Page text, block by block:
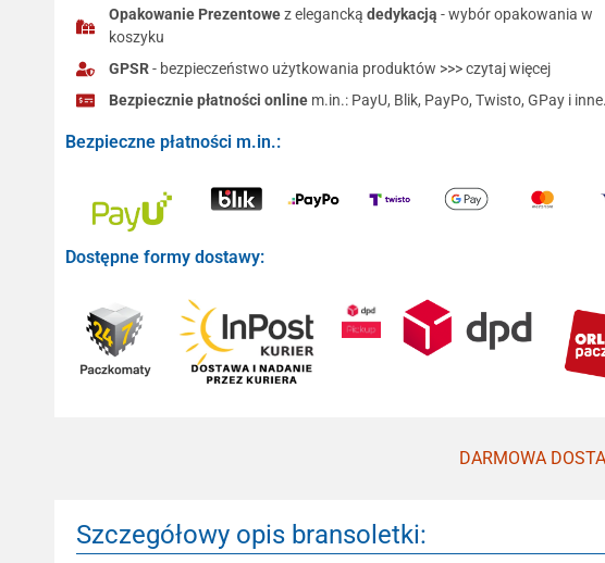
Opakowanie Prezentowez eleganckądedykacją - wybór opakowania w
koszyku
GPSR- bezpieczeństwo użytkowania produktów >>> czytaj więcej
Bezpiecznie płatności online m.in.: PayU, Blik, PayPo, Twisto, GPay i inne.
Bezpieczne płatności m.in.:
Dostępne formy dostawy:
DARMOWA
Szczegółowy opis bransoletki: